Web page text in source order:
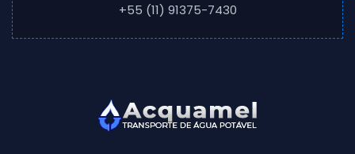
+55 (11) 91375-7430